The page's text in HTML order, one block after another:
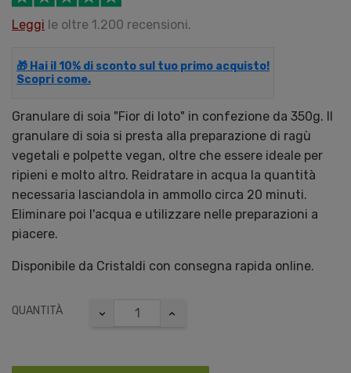
Leggi le oltre 1.200 recensioni.
🎁 Hai il 10% di sconto sul tuo primo acquisto!
Scopri come.
Granulare di soia "Fior di loto" in confezione da 350g. Il
granulare di soia si presta alla preparazione di ragù
vegetali e polpette vegan, oltre che essere ideale per
ripieni e molto altro. Reidratare in acqua la quantità
necessaria lasciandola in ammollo circa 20 minuti.
Eliminare poi l'acqua e utilizzare nelle preparazioni a
piacere.
Disponibile da Cristaldi con consegna rapida online.
QUANTITÀ